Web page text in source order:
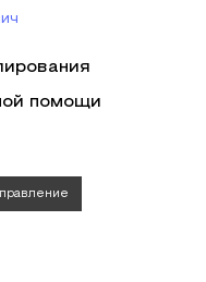
помощи